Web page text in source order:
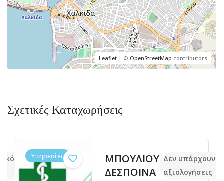
Leaflet | © OpenStreetMap contributors
Σχετικές Καταχωρήσεις
Υπηρεσίες
ΜΠΟΥΛΙΟΥ
ΔΕΣΠΟΙΝΑ
Δεν υπάρχουν
αξιολογήσεις